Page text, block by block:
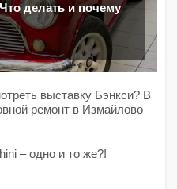
делать и почему
выставку Бэнкси? В
ремонт в Измайлово
– одно и то же?!